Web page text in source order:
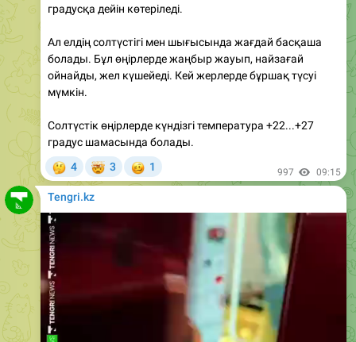
Ал елдің солтүстігі мен шығысында жағдай басқаша
ойнайды, жел күшейеді. Кей жерлерде бұршақ түсуі
мүмкін.
Солтүстік өңірлерде күндізгі температура +22...+27
4 3
🥴
1
Tengri.kz